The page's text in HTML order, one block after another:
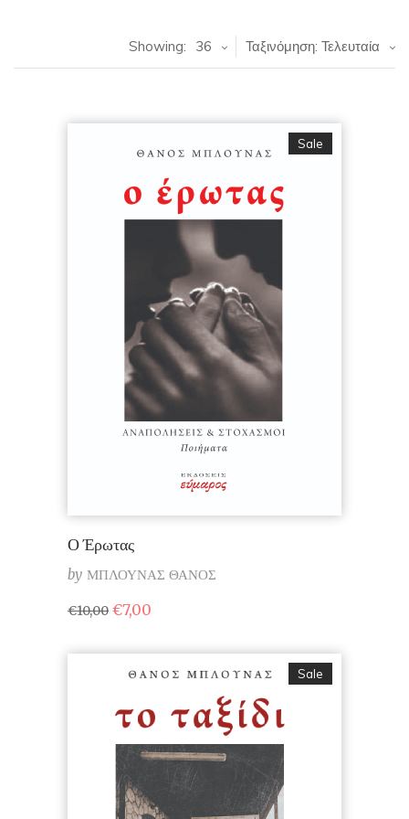
Ταξινόμηση: Τελευταία
Showing: 36
Sale
Ο Έρωτας
by ΜΠΛΟΥΝΑΣ ΘΑΝΟΣ
€10,00 Original
price
€10,00.
€7,00
είναι:
€7,00.
Sale